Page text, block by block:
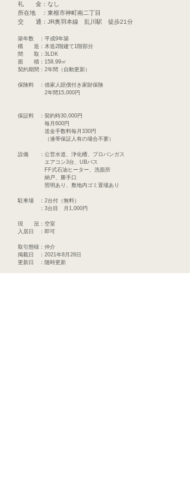
礼 金：なし
所在地 ：東根市神町南二丁目
交 通：JR奥羽本線 乱川駅 徒歩21分
築年数 ：平成9年築
構 造：木造2階建て1階部分
​間 取：3LDK
面 積：158.99㎡
​契約期間：2年間（自動更新）
保険料 ：借家人賠償付き家財保険
2年間15,000円
保証料 ：契約時30,000円
毎月600円
送金手数料毎月330円
​ （連帯保証人有の場合不要）
設備 ：公営水道、浄化槽、プロパンガス
エアコン3台​、UBバス
FF式石油ヒーター、洗面所
​ 納戸、勝手口
照明あり、敷地内ゴミ置場あり
​駐車場 ：2台付（無料）
：3台目 月1,000円
現 況：空室
入居日 ：即可
取引態様：仲介
掲載日 ：2021年8月28日
更新日 ：随時更新